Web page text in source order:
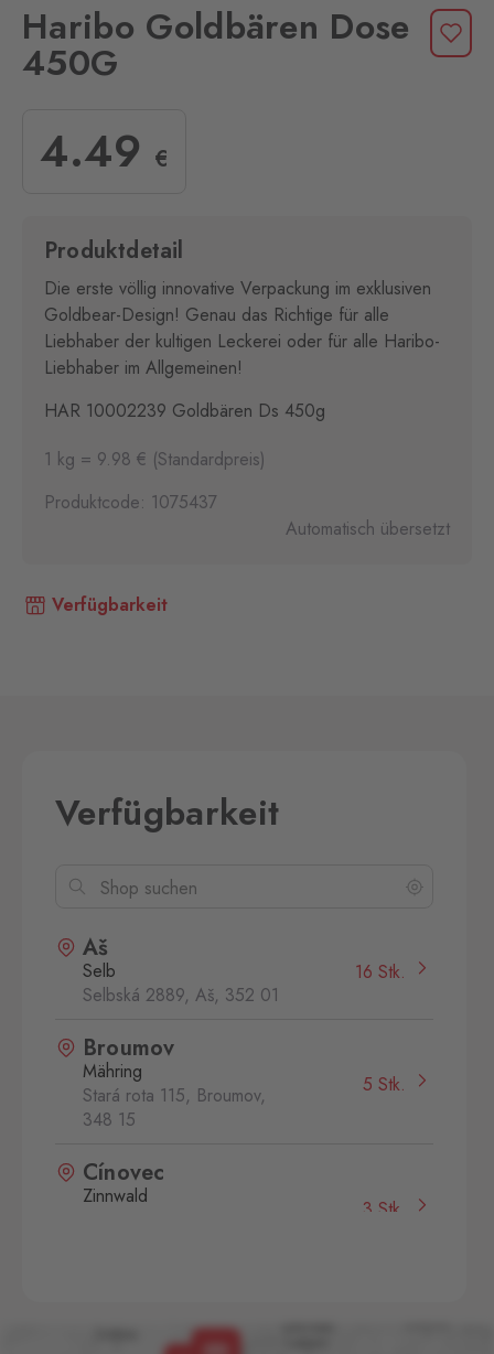
Haribo Goldbären Dose
450G
4.49 €
Produktdetail
Die erste völlig innovative Verpackung im exklusiven
Goldbear-Design! Genau das Richtige für alle
Liebhaber der kultigen Leckerei oder für alle Haribo-
Liebhaber im Allgemeinen!
HAR 10002239 Goldbären Ds 450g
1 kg = 9.98 € (Standardpreis)
Produktcode: 1075437
Automatisch übersetzt
Verfügbarkeit
Verfügbarkeit
Aš
Selb
Selbská 2889, Aš, 352 01
16 Stk.
Broumov
Mähring
Stará rota 115, Broumov,
348 15
5 Stk.
Cínovec
Zinnwald
3 Stk.
České Velenice 670, České